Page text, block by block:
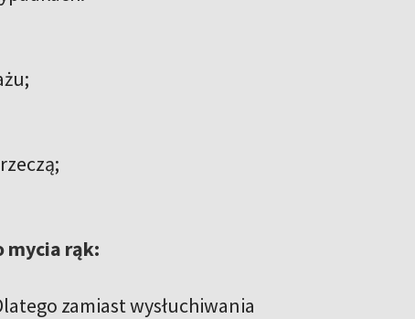
mycia rąk:
zamiast wysłuchiwania